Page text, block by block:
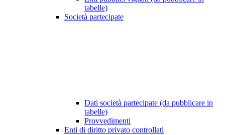
tabelle)
Società partecipate
Dati società partecipate (da pubblicare in
tabelle)
Provvedimenti
Enti di diritto privato controllati